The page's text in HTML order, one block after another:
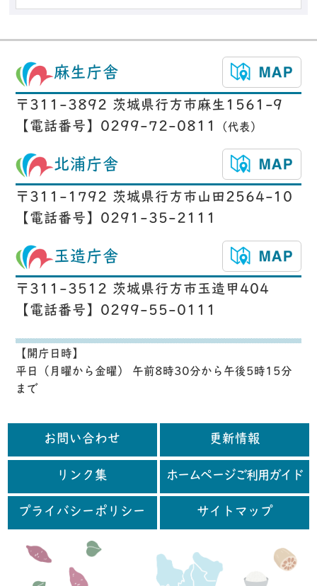
麻生庁舎
〒311-3892 茨城県行方市麻生1561-9
【電話番号】0299-72-0811
（代表）
北浦庁舎
〒311-1792 茨城県行方市山田2564-10
【電話番号】0291-35-2111
玉造庁舎
〒311-3512 茨城県行方市玉造甲404
【電話番号】0299-55-0111
【開庁日時】
平日（月曜から金曜） 午前8時30分から午後5時15分
まで
お問い合わせ 更新情報
リンク集 ホームページご利用ガイド
プライバシーポリシー サイトマップ